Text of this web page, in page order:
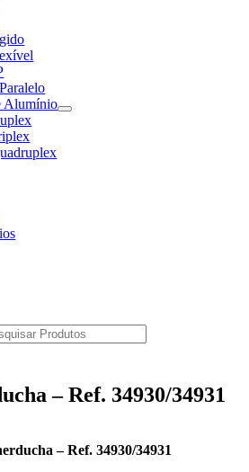
Alumínio
– Ref. 34930/34931
– Ref. 34930/34931